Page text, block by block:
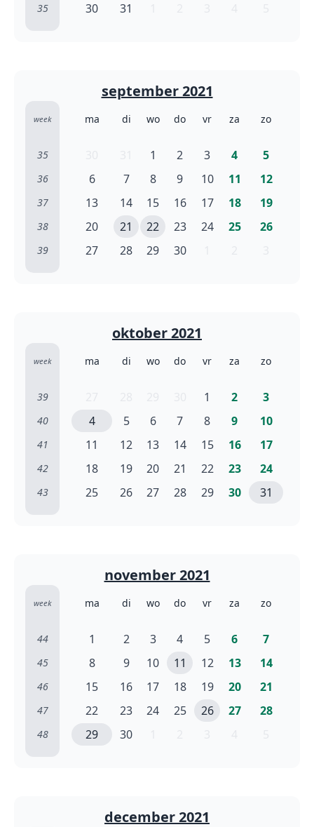
35 30 31
september 2021
week ma di wo do vr za zo
35 1 2 3 4 5
36 6 7 8 9 10 11 12
37 13 14 15 16 17 18 19
38 20 21 22 23 24 25 26
39 27 28 29 30
oktober 2021
week ma di wo do vr za zo
39 1 2 3
40 4 5 6 7 8 9 10
41 11 12 13 14 15 16 17
42 18 19 20 21 22 23 24
43 25 26 27 28 29 30 31
november 2021
week ma di wo do vr za zo
44 1 2 3 4 5 6 7
45 8 9 10 11 12 13 14
46 15 16 17 18 19 20 21
47 22 23 24 25 26 27 28
48 29 30
december 2021